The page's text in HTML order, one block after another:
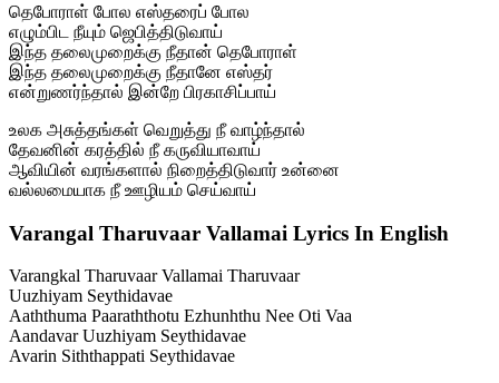
தெபோராள் போல எஸ்தரைப் போல
எழும்பிட நீயும் ஜெபித்திடுவாய்
இந்த தலைமுறைக்கு நீதான் தெபோராள்
இந்த தலைமுறைக்கு நீதானே எஸ்தர்
என்றுணர்ந்தால் இன்றே பிரகாசிப்பாய்
உலக அசுத்தங்கள் வெறுத்து நீ வாழ்ந்தால்
தேவனின் கரத்தில் நீ கருவியாவாய்
ஆவியின் வரங்களால் நிறைத்திடுவார் உன்னை
வல்லமையாக நீ ஊழியம் செய்வாய்
Varangal Tharuvaar Vallamai Lyrics In English
Varangkal Tharuvaar Vallamai Tharuvaar
Uuzhiyam Seythidavae
Aaththuma Paaraththotu Ezhunhthu Nee Oti Vaa
Aandavar Uuzhiyam Seythidavae
Avarin Siththappati Seythidavae